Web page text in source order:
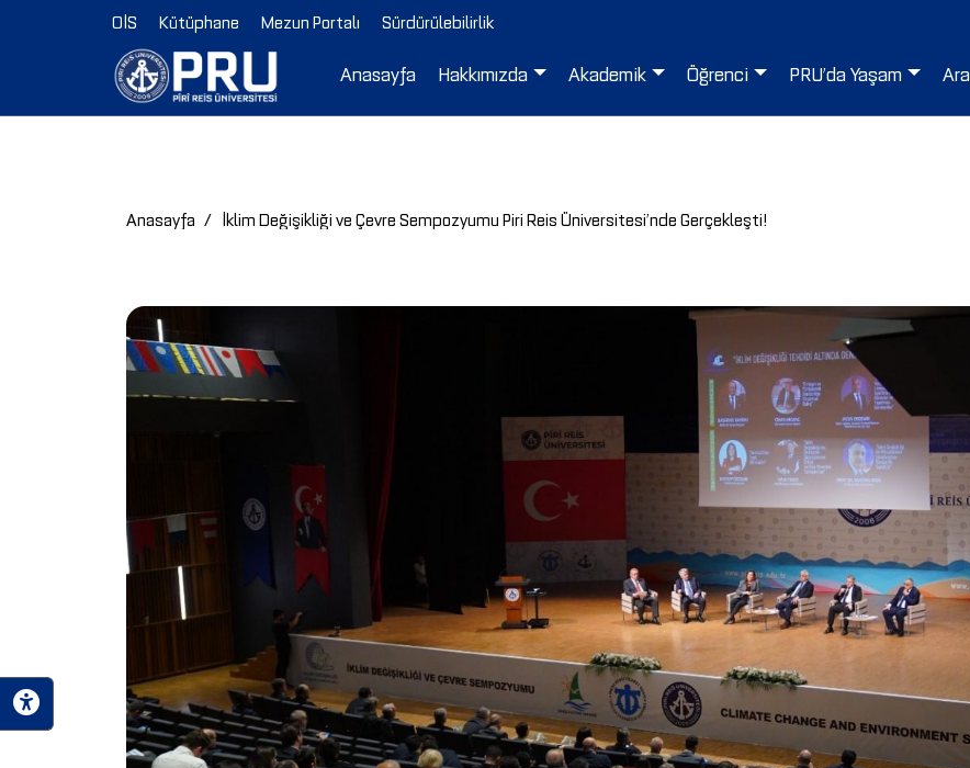
OİS Kütüphane Mezun Portalı Sürdürülebilirlik
Anasayfa Hakkımızda Akademik Öğrenci PRU’da Yaşam
Anasayfa İklim Değişikliği ve Çevre Sempozyumu Piri Reis Üniversitesi’nde Gerçekleşti!